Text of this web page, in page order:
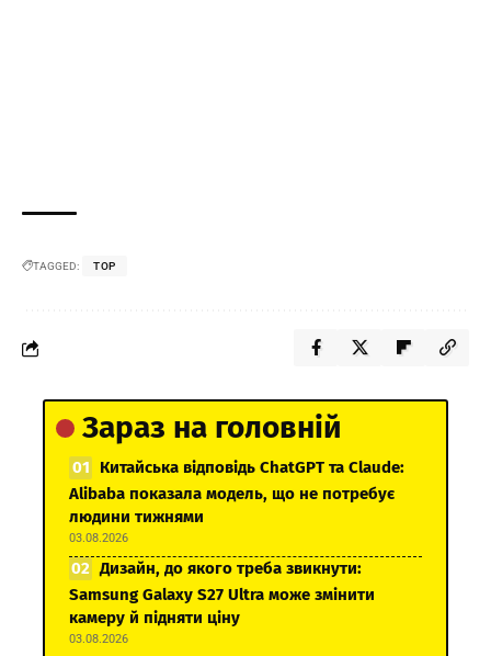
TAGGED: TOP
Зараз на головній
Китайська відповідь ChatGPT та Claude:
Alibaba показала модель, що не потребує
людини тижнями
03.08.2026
Дизайн, до якого треба звикнути:
Samsung Galaxy S27 Ultra може змінити
камеру й підняти ціну
03.08.2026